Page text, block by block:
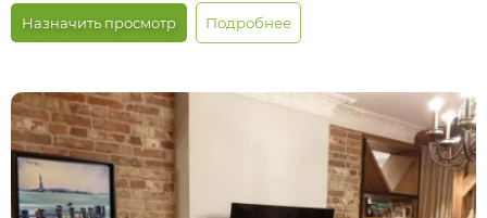
Назначить просмотр Подробнее